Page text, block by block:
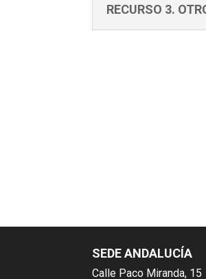
RECURSO 3.
SEDE ANDALUCÍA
Calle Paco Miranda, 15